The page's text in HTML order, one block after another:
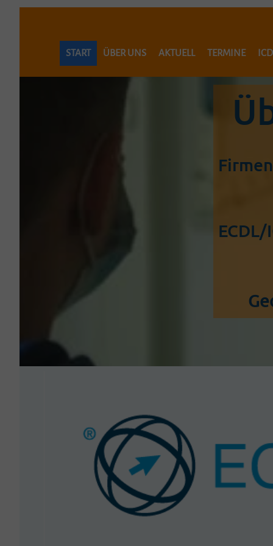
START ÜBER UNS
KONTAKT
AKTUELL TERMINE